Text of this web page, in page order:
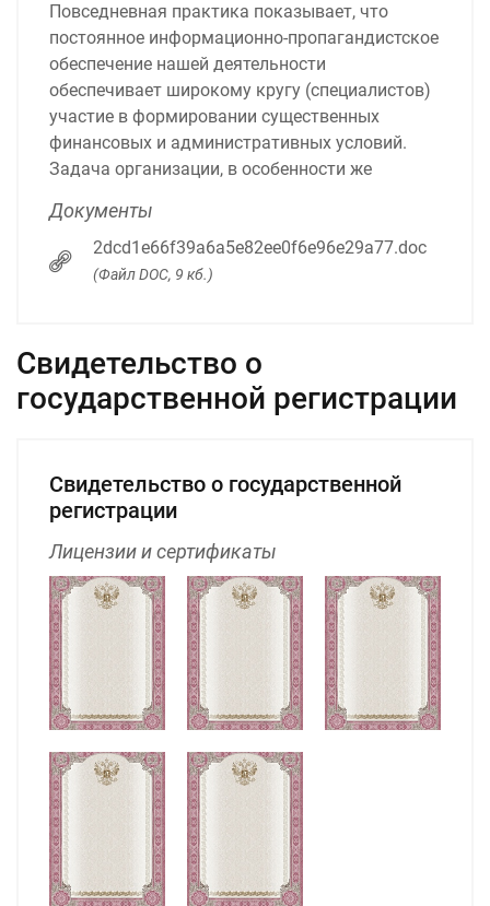
Повседневная практика показывает, что
постоянное информационно-пропагандистское
обеспечение нашей деятельности
обеспечивает широкому кругу (специалистов)
участие в формировании существенных
финансовых и административных условий.
Задача организации, в особенности же
Документы
2dcd1e66f39a6a5e82ee0f6e96e29a77.doc
(Файл DOC, 9 кб.)
Свидетельство о
государственной регистрации
Свидетельство о государственной
регистрации
Лицензии и сертификаты